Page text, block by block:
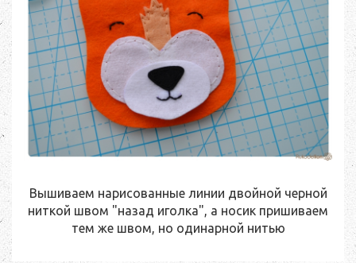
Вышиваем нарисованные линии двойной черной
ниткой швом "назад иголка", а носик пришиваем
тем же швом, но одинарной нитью